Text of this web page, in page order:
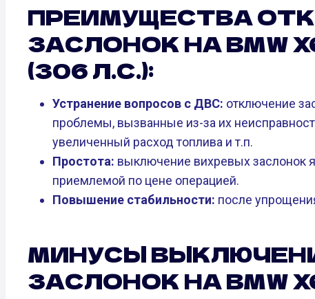
ПРЕИМУЩЕСТВА
ЗАСЛОНОК НА BMW
(306 Л.С.):
Устранение вопросов с ДВС: отключение
проблемы, вызванные из-за их
увеличенный расход топлива и т.п.
Простота: выключение вихревых заслонок
приемлемой по цене операцией.
Повышение стабильности: после
МИНУСЫ
ЗАСЛОНОК НА BMW